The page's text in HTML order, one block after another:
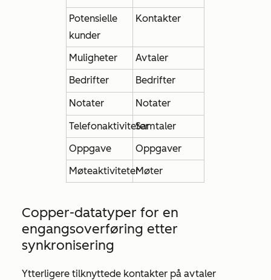
Potensielle
kunder
Kontakter
Muligheter
Avtaler
Bedrifter
Bedrifter
Notater
Notater
TelefonaktiviteterSamtaler
Oppgave
Oppgaver
MøteaktiviteterMøter
Copper-datatyper for en
engangsoverføring etter
synkronisering
Ytterligere tilknyttede kontakter på avtaler